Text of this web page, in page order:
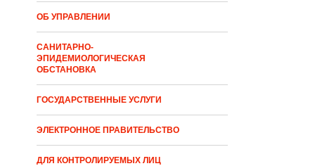
ОБ УПРАВЛЕНИИ
САНИТАРНО-
ЭПИДЕМИОЛОГИЧЕСКАЯ
ОБСТАНОВКА
ГОСУДАРСТВЕННЫЕ УСЛУГИ
ЭЛЕКТРОННОЕ ПРАВИТЕЛЬСТВО
ДЛЯ КОНТРОЛИРУЕМЫХ ЛИЦ